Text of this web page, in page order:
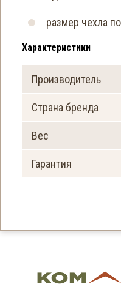
размер чехла
Характеристики
Производитель
Страна бренда
Вес
Гарантия